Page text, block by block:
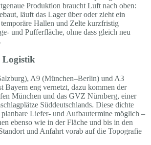
Produktion braucht Luft nach oben:
läuft das Lager über oder zieht ein
Hallen und Zelte kurzfristig
und Pufferfläche, ohne dass gleich neu
A9 (München–Berlin) und A3
Bayern eng vernetzt, dazu kommen der
München und das GVZ Nürnberg, einer
Süddeutschlands. Diese dichte
Liefer- und Aufbautermine möglich –
ebenso wie in der Fläche und bis in den
und Anfahrt vorab auf die Topografie